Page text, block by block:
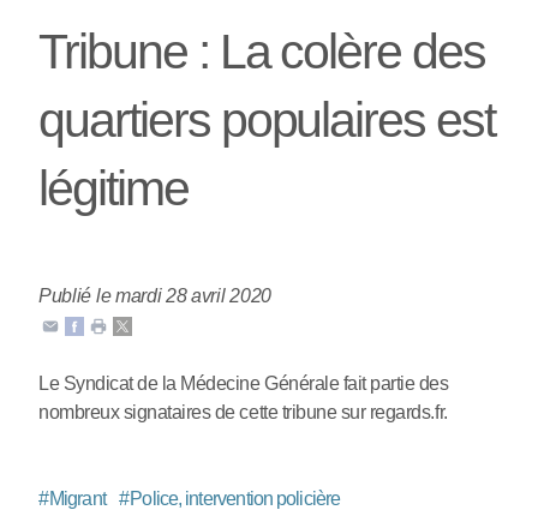
Tribune : La colère des
quartiers populaires est
légitime
Publié le mardi 28 avril 2020
Le Syndicat de la Médecine Générale fait partie des
nombreux signataires de cette tribune sur regards.fr.
#Migrant #Police, intervention policière